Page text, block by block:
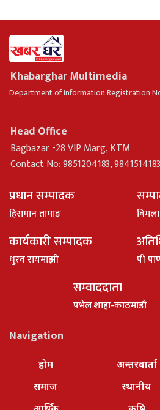
Khabarghar Multimedia
Department of Information Registration
Head Office
Bagbazar -28 VIP Marg, KTM
Contact No: 9851204183, 9841514183
प्रधान सम्पादक
हिरामान तामाङ
कार्यकारी सम्पादक
धु्रव रायमाझी पी
सम्वाददाता
पभेल शाहा-काठमाडौ
Navigation
होम
समाज
अन्तरवार्ता
स्थानीय